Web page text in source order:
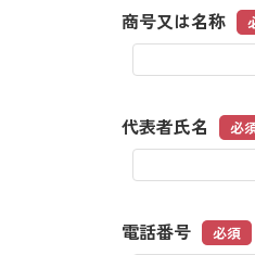
商号又は名称
代表者氏名 必
電話番号 必須